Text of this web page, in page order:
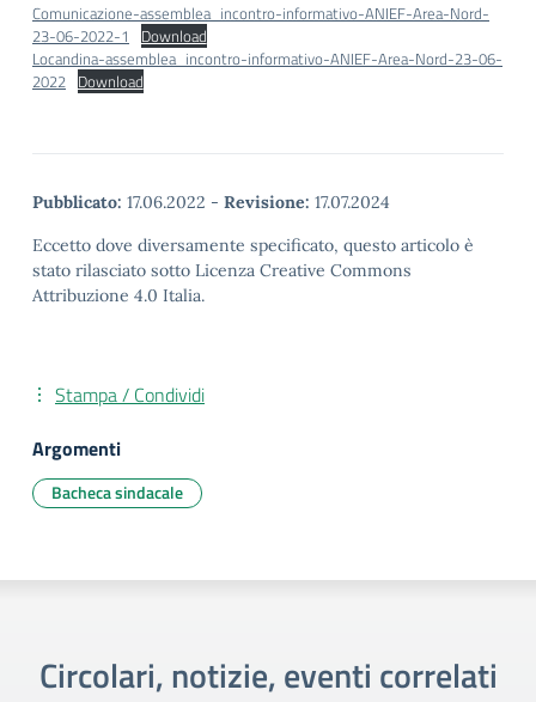
Comunicazione-assemblea_incontro-informativo-ANIEF-Area-Nord-
23-06-2022-1
Download
Locandina-assemblea_incontro-informativo-ANIEF-Area-Nord-23-06-
2022 Download
Pubblicato: 17.06.2022 - Revisione: 17.07.2024
Eccetto dove diversamente specificato, questo articolo è
stato rilasciato sotto Licenza Creative Commons
Attribuzione 4.0 Italia.
Stampa / Condividi
Argomenti
Bacheca sindacale
Circolari, notizie, eventi correlati